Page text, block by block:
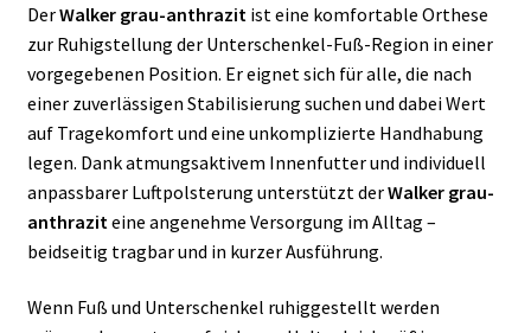
DerWalker grau-anthrazit ist eine komfortable Orthese
zur Ruhigstellung der Unterschenkel-Fuß-Region in einer
vorgegebenen Position. Er eignet sich für alle, die nach
einer zuverlässigen Stabilisierung suchen und dabei Wert
auf Tragekomfort und eine unkomplizierte Handhabung
legen. Dank atmungsaktivem Innenfutter und individuell
anpassbarer Luftpolsterung unterstützt derWalker grau-
anthrazit eine angenehme Versorgung im Alltag –
beidseitig tragbar und in kurzer Ausführung.
Wenn Fuß und Unterschenkel ruhiggestellt werden